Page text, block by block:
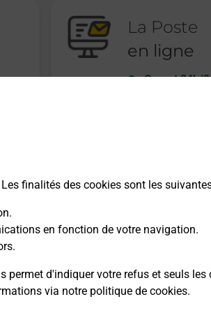
finalités des cookies sont les
en fonction de votre navigation.
d'indiquer votre refus et seuls les
via notre politique de cookies.
La Poste
en ligne
Ouvert 24h/